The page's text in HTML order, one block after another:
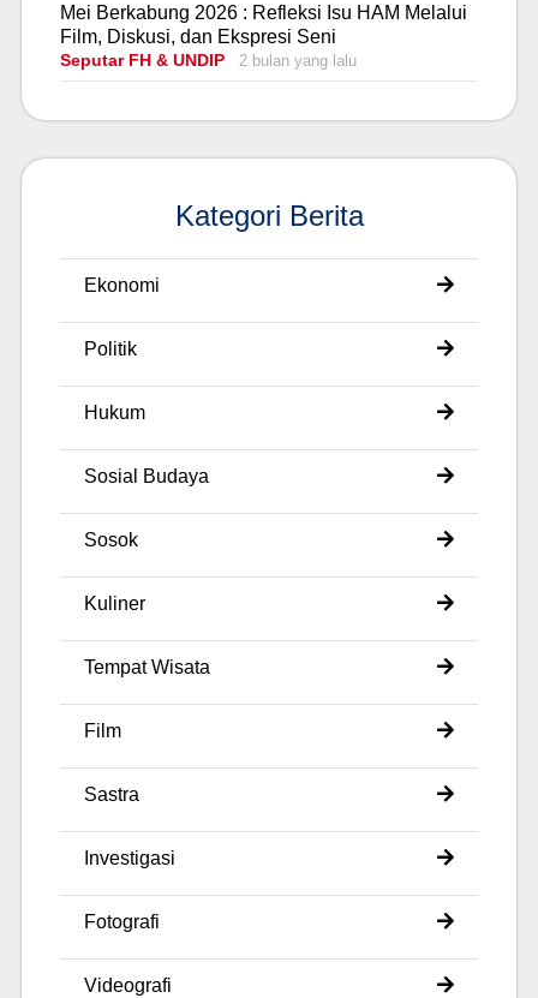
Mei Berkabung 2026 : Refleksi Isu HAM Melalui
Film, Diskusi, dan Ekspresi Seni
Seputar FH & UNDIP 2 bulan yang lalu
Kategori Berita
Ekonomi
Politik
Hukum
Sosial Budaya
Sosok
Kuliner
Tempat Wisata
Film
Sastra
Investigasi
Fotografi
Videografi